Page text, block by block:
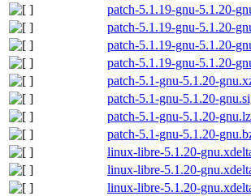
patch-5.1.19-gnu-5.1.20-
patch-5.1.19-gnu-5.1.20-
patch-5.1.19-gnu-5.1.20-
patch-5.1.19-gnu-5.1.20-
patch-5.1-gnu-5.1.20-
patch-5.1-gnu-5.1.20-
patch-5.1-gnu-5.1.20-
patch-5.1-gnu-5.1.20-
linux-libre-5.1.20-
linux-libre-5.1.20-
linux-libre-5.1.20-